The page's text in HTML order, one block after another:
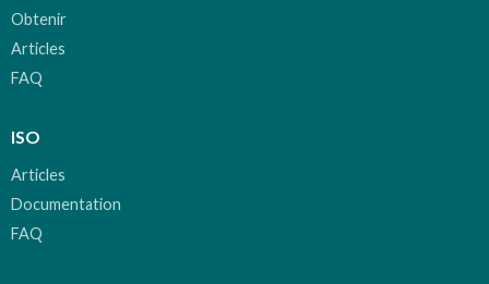
Obtenir
Articles
FAQ
ISO
Articles
Documentation
FAQ